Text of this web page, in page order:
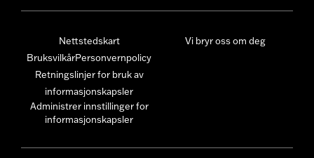
Nettstedskart
BruksvilkårPersonvernpolicy
Retningslinjer for bruk av
informasjonskapsler
Administrer innstillinger for
informasjonskapsler
Vi bryr oss om deg